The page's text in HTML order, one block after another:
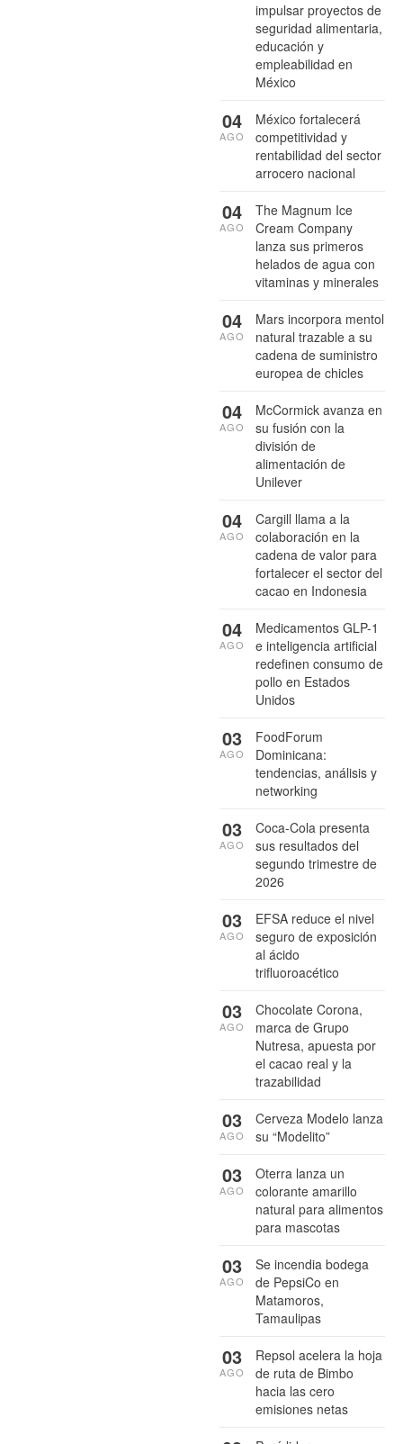
impulsar proyectos de
seguridad alimentaria,
educación y
empleabilidad en
México
México fortalecerá
competitividad y
rentabilidad del sector
arrocero nacional
04
AGO
The Magnum Ice
Cream Company
lanza sus primeros
helados de agua con
vitaminas y minerales
04
AGO
Mars incorpora mentol
natural trazable a su
cadena de suministro
europea de chicles
04
AGO
McCormick avanza en
su fusión con la
división de
alimentación de
Unilever
04
AGO
Cargill llama a la
colaboración en la
cadena de valor para
fortalecer el sector del
cacao en Indonesia
04
AGO
Medicamentos GLP-1
e inteligencia artificial
redefinen consumo de
pollo en Estados
Unidos
04
AGO
FoodForum
Dominicana:
tendencias, análisis y
networking
03
AGO
Coca-Cola presenta
sus resultados del
segundo trimestre de
2026
03
AGO
EFSA reduce el nivel
seguro de exposición
al ácido
trifluoroacético
03
AGO
Chocolate Corona,
marca de Grupo
Nutresa, apuesta por
el cacao real y la
trazabilidad
03
AGO
Cerveza Modelo lanza
su “Modelito”
03
AGO
Oterra lanza un
colorante amarillo
natural para alimentos
para mascotas
03
AGO
Se incendia bodega
de PepsiCo en
Matamoros,
Tamaulipas
03
AGO
Repsol acelera la hoja
de ruta de Bimbo
hacia las cero
emisiones netas
03
AGO